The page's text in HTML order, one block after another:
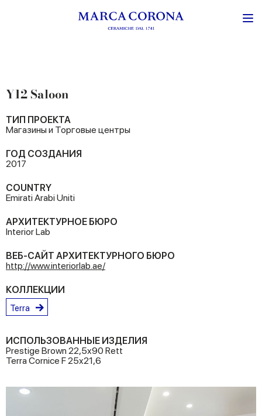
Y12 Saloon
ТИП ПРОЕКТА
Магазины и Торговые центры
ГОД СОЗДАНИЯ
2017
COUNTRY
Emirati Arabi Uniti
АРХИТЕКТУРНОЕ БЮРО
Interior Lab
ВЕБ-САЙТ АРХИТЕКТУРНОГО БЮРО
http://www.interiorlab.ae/
КОЛЛЕКЦИИ
Terra
ИСПОЛЬЗОВАННЫЕ ИЗДЕЛИЯ
Prestige Brown 22,5x90 Rett
Terra Cornice F 25x21,6